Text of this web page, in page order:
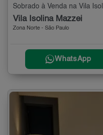
Sobrado à Venda na Vila
Vila Isolina Mazzei
Zona Norte - São Paulo
WhatsApp